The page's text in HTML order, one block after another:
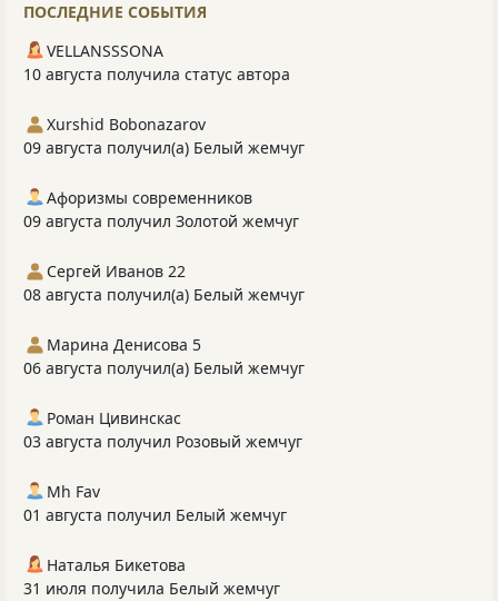
ПОСЛЕДНИЕ СОБЫТИЯ
VELLANSSSONA
10 августа получила статус автора
Xurshid Bobonazarov
09 августа получил(а) Белый жемчуг
Афоризмы современников
09 августа получил Золотой жемчуг
Сергей Иванов 22
08 августа получил(а) Белый жемчуг
Марина Денисова 5
06 августа получил(а) Белый жемчуг
Роман Цивинскас
03 августа получил Розовый жемчуг
Mh Fav
01 августа получил Белый жемчуг
Наталья Бикетова
31 июля получила Белый жемчуг